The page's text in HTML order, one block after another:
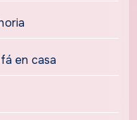
en casa